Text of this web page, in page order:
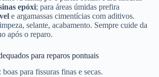
epóxi; para áreas úmidas prefira
e argamassas cimentícias com aditivos.
selante, acabamento. Sempre cuide da
após o reparo.
para reparos pontuais
: boas para fissuras finas e secas.